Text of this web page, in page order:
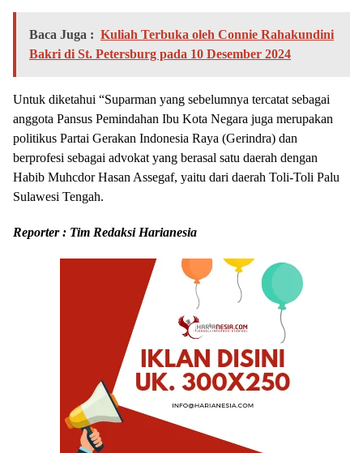
Baca Juga : Kuliah Terbuka oleh Connie Rahakundini
Bakri di St. Petersburg pada 10 Desember 2024
Untuk diketahui “Suparman yang sebelumnya tercatat sebagai
anggota Pansus Pemindahan Ibu Kota Negara juga merupakan
politikus Partai Gerakan Indonesia Raya (Gerindra) dan
berprofesi sebagai advokat yang berasal satu daerah dengan
Habib Muhcdor Hasan Assegaf, yaitu dari daerah Toli-Toli Palu
Sulawesi Tengah.
Reporter : Tim Redaksi Harianesia